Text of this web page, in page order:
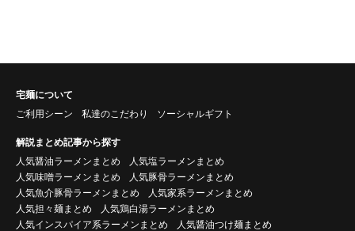
宅麺について
ご利用シーン
私達のこだわり ソーシャルギフト
解説まとめ記事から探す
人気醤油ラーメンまとめ
人気塩ラーメンまとめ
人気味噌ラーメンまとめ
人気豚骨ラーメンまとめ
人気魚介豚骨ラーメンまとめ
人気家系ラーメンまとめ
人気担々麺まとめ
人気鶏白湯ラーメンまとめ
人気インスパイア系ラーメンまとめ
人気醤油つけ麺まとめ